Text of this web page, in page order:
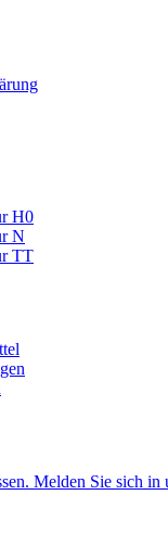
H0
N
TT
Melden Sie sich in